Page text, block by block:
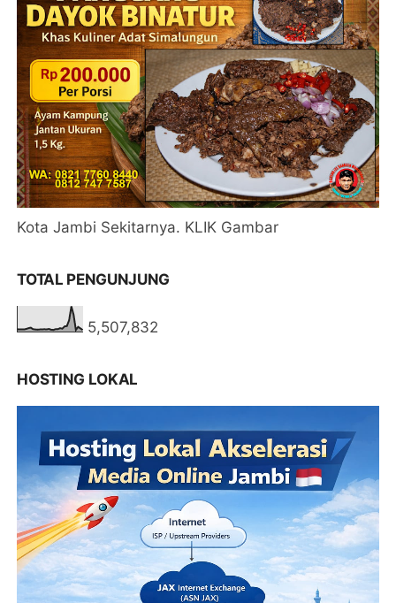
Kota Jambi Sekitarnya. KLIK Gambar
TOTAL PENGUNJUNG
5,507,832
HOSTING LOKAL